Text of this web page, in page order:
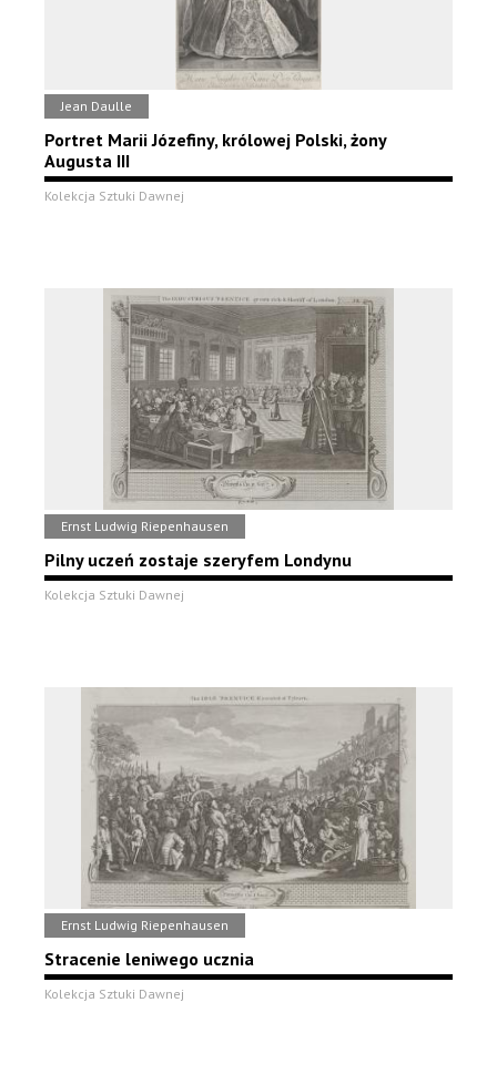
Jean Daulle
Portret Marii Józefiny, królowej Polski, żony
Augusta III
Kolekcja Sztuki Dawnej
Ernst Ludwig Riepenhausen
Pilny uczeń zostaje szeryfem Londynu
Kolekcja Sztuki Dawnej
Ernst Ludwig Riepenhausen
Stracenie leniwego ucznia
Kolekcja Sztuki Dawnej